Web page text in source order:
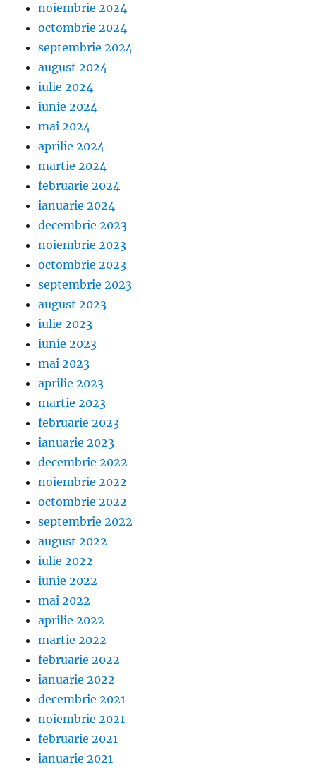
noiembrie 2024
octombrie 2024
septembrie 2024
august 2024
iulie 2024
iunie 2024
mai 2024
aprilie 2024
martie 2024
februarie 2024
ianuarie 2024
decembrie 2023
noiembrie 2023
octombrie 2023
septembrie 2023
august 2023
iulie 2023
iunie 2023
mai 2023
aprilie 2023
martie 2023
februarie 2023
ianuarie 2023
decembrie 2022
noiembrie 2022
octombrie 2022
septembrie 2022
august 2022
iulie 2022
iunie 2022
mai 2022
aprilie 2022
martie 2022
februarie 2022
ianuarie 2022
decembrie 2021
noiembrie 2021
februarie 2021
ianuarie 2021